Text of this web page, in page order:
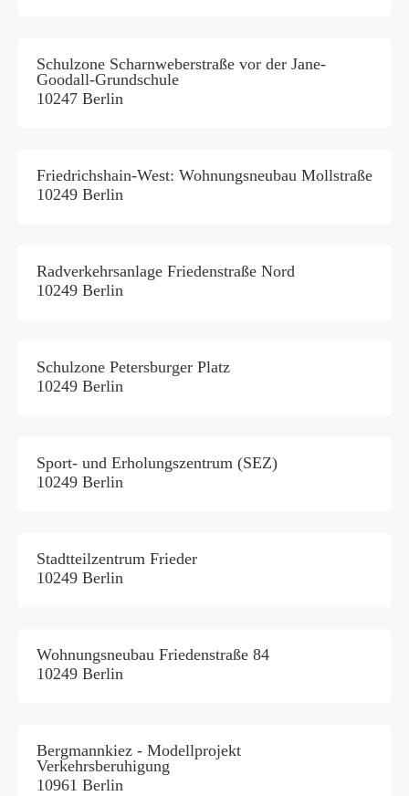
Schulzone Scharnweberstraße vor der Jane-
Goodall-Grundschule
10247 Berlin
Friedrichshain-West: Wohnungsneubau Mollstraße
10249 Berlin
Radverkehrsanlage Friedenstraße Nord
10249 Berlin
Schulzone Petersburger Platz
10249 Berlin
Sport- und Erholungszentrum (SEZ)
10249 Berlin
Stadtteilzentrum Frieder
10249 Berlin
Wohnungsneubau Friedenstraße 84
10249 Berlin
Bergmannkiez - Modellprojekt
Verkehrsberuhigung
10961 Berlin